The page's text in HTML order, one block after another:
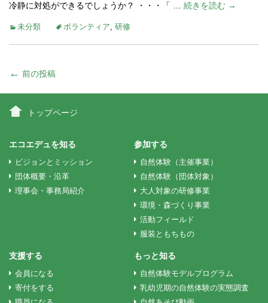
冷静に対処ができるでしょうか？ ・・・「 … 続きを読む →
未分類 ボランティア, 研修
投
稿
ナ
ビ
ー
シ
← 前の投稿
トップページ
エコエデュを知る
ビジョンとミッション
団体概要・沿革
理事会・事務局紹介
参加する
自然体験（主催事業）
自然体験（団体対象）
大人対象の研修事業
環境・森づくり事業
活動フィールド
服装ともちもの
支援する
会員になる
寄付をする
もっと知る
自然体験モデルプログラム
乳幼児期の自然体験の実態調査